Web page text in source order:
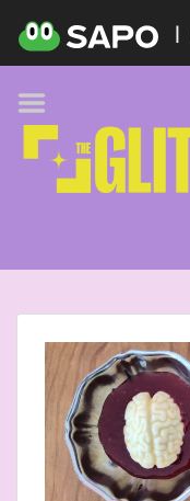
HOME
PODCAST
GLITTER BRANDS
KIDS
TREND
BEAUTY
PETS
MUSIC